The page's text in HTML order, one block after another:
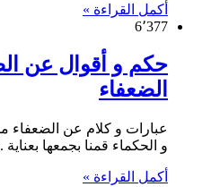
أكمل القراءة »
6٬377
الضعفاء
عبارات و كلام عن الضعفاء
و الحكماء قمنا بجمعها بعناية
أكمل القراءة »